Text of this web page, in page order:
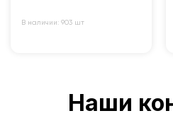
В наличии: 903 шт
Наши